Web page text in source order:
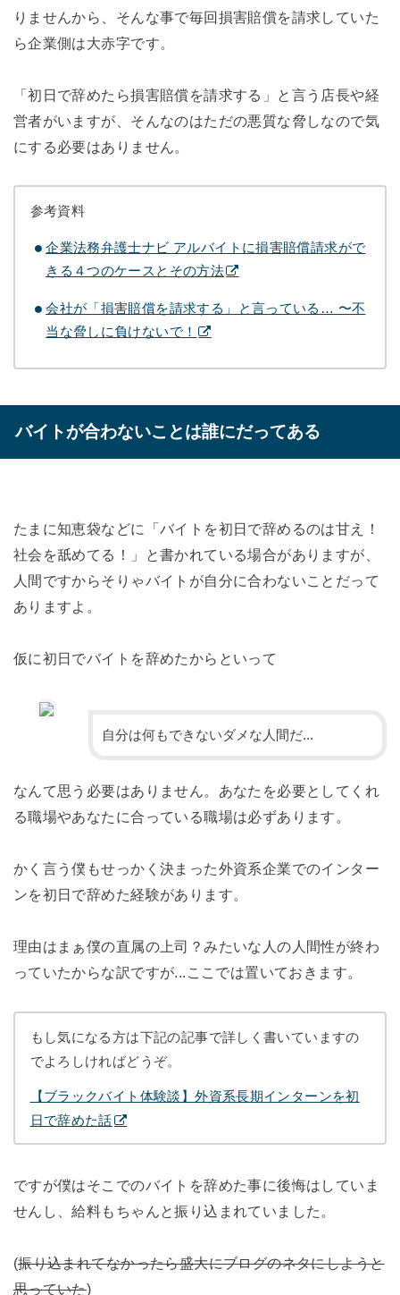
りませんから、そんな事で毎回損害賠償を請求していた
ら企業側は大赤字です。
「初日で辞めたら損害賠償を請求する」と言う店長や経
営者がいますが、そんなのはただの悪質な脅しなので気
にする必要はありません。
参考資料
企業法務弁護士ナビ アルバイトに損害賠償請求がで
きる４つのケースとその方法
会社が「損害賠償を請求する」と言っている… 〜不
当な脅しに負けないで！
バイトが合わないことは誰にだってある
たまに知恵袋などに「バイトを初日で辞めるのは甘え！
社会を舐めてる！」と書かれている場合がありますが、
人間ですからそりゃバイトが自分に合わないことだって
ありますよ。
仮に初日でバイトを辞めたからといって
自分は何もできないダメな人間だ...
なんて思う必要はありません。あなたを必要としてくれ
る職場やあなたに合っている職場は必ずあります。
かく言う僕もせっかく決まった外資系企業でのインター
ンを初日で辞めた経験があります。
理由はまぁ僕の直属の上司？みたいな人の人間性が終わ
っていたからな訳ですが...ここでは置いておきます。
もし気になる方は下記の記事で詳しく書いていますの
でよろしければどうぞ。
【ブラックバイト体験談】外資系長期インターンを初
日で辞めた話
ですが僕はそこでのバイトを辞めた事に後悔はしていま
せんし、給料もちゃんと振り込まれていました。
(振り込まれてなかったら盛大にブログのネタにしようと
思っていた)